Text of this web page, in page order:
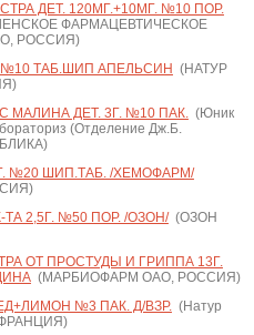
ДЕТ. 120МГ.+10МГ. №10 ПОР.
ФАРМАЦЕВТИЧЕСКОЕ
РОССИЯ)
№10 ТАБ.ШИП АПЕЛЬСИН (НАТУР
МАЛИНА ДЕТ. 3Г. №10 ПАК.(Юник
(Отделение Дж.Б.
№20 ШИП.ТАБ. /ХЕМОФАРМ/
2,5Г. №50 ПОР. /ОЗОН/(ОЗОН
ОТ ПРОСТУДЫ И ГРИППА 13Г.
(МАРБИОФАРМ ОАО, РОССИЯ)
№3 ПАК. Д/ВЗР.(Натур
ФРАНЦИЯ)